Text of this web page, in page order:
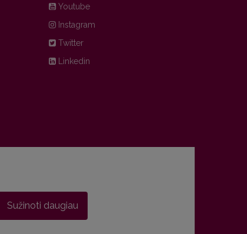
Youtube
Instagram
Twitter
Linkedin
Sužinoti daugiau